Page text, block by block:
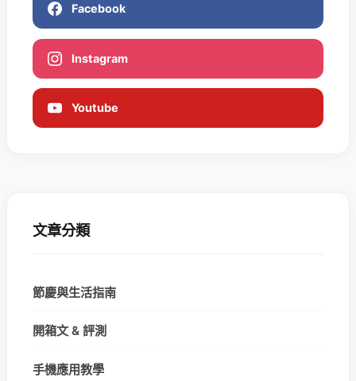
Facebook
Instagram
Youtube
文章分類
節慶與生活指南
開箱文 & 評測
手機應用教學